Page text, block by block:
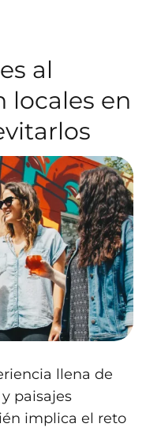
al
locales en
llena de
paisajes
implica el reto